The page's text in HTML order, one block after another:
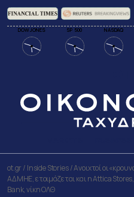
DOW JONES SP 500 NASDAQ
ot.gr/ Inside Stories/Ανοιχτοί οι
ΑΔΜΗΕ, ετοιμάζεται και η Attica
Bank, νίκη ΟΛΘ